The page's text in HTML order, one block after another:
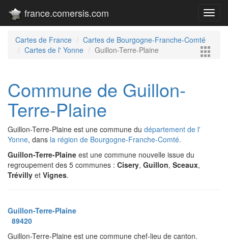
france.comersis.com
Cartes de France
Cartes de Bourgogne-Franche-Comté
Cartes de l' Yonne
Guillon-Terre-Plaine
Commune de Guillon-
Terre-Plaine
Guillon-Terre-Plaine est une commune du département de l'
Yonne, dans la région de Bourgogne-Franche-Comté.
Guillon-Terre-Plaine est une commune nouvelle issue du
regroupement des 5 communes : Cisery, Guillon, Sceaux,
Trévilly et Vignes.
Guillon-Terre-Plaine
89420
Guillon-Terre-Plaine est une commune chef-lieu de canton.